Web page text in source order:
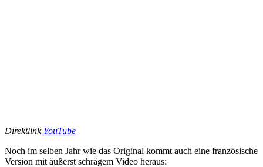
Direktlink YouTube
Noch im selben Jahr wie das Original kommt auch eine französische
Version mit äußerst schrägem Video heraus: